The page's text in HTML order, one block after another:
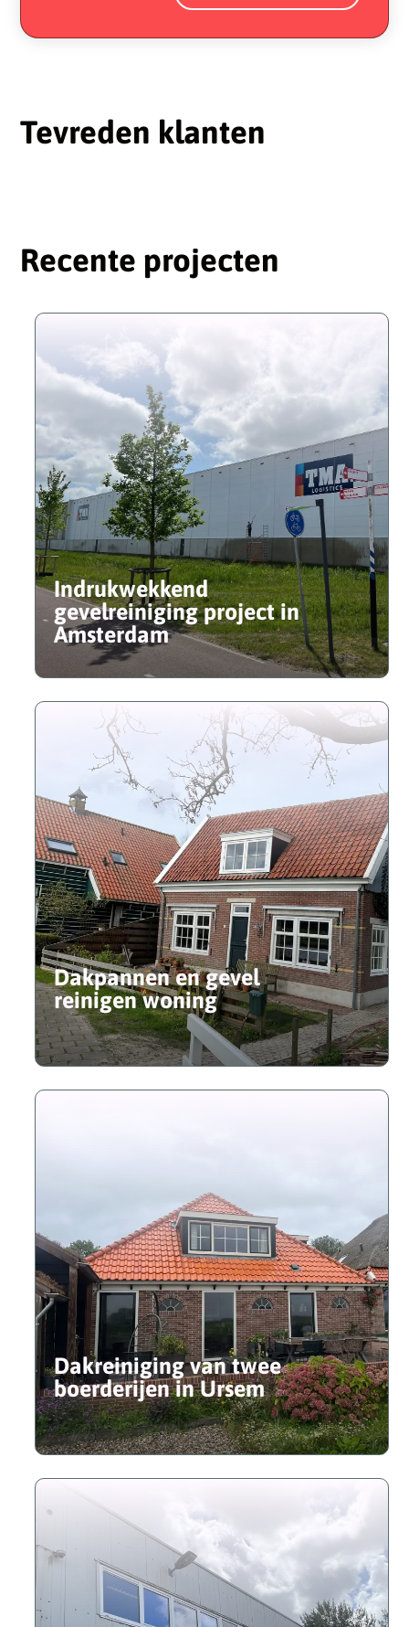
Tevreden klanten
Recente projecten
Indrukwekkend
gevelreiniging project in
Amsterdam
Dakpannen en gevel
reinigen woning
Dakreiniging van twee
boerderijen in Ursem